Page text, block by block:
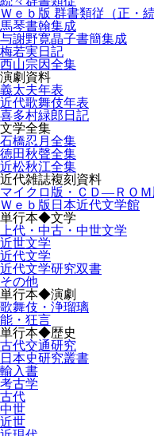
Ｗｅｂ版 群書類従（正・続
馬琴書翰集成
与謝野寛晶子書簡集成
梅若実日記
西山宗因全集
演劇資料
義太夫年表
近代歌舞伎年表
喜多村緑郎日記
文学全集
石橋忍月全集
徳田秋聲全集
近松秋江全集
近代雑誌複刻資料
マイクロ版・ＣＤ―ＲＯ
Ｗｅｂ版日本近代文学館
単行本◆文学
上代・中古・中世文学
近世文学
近代文学
近代文学研究双書
その他
単行本◆演劇
歌舞伎・浄瑠璃
能・狂言
単行本◆歴史
古代交通研究
日本史研究叢書
輸入書
考古学
古代
中世
近世